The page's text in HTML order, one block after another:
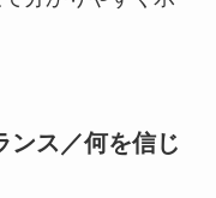
ンス／何を信じ